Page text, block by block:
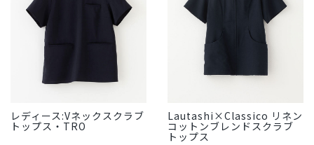
レディース:Vネックスクラブ
トップス・TRO
Lautashi×Classico リネン
コットンブレンドスクラブ
トップス